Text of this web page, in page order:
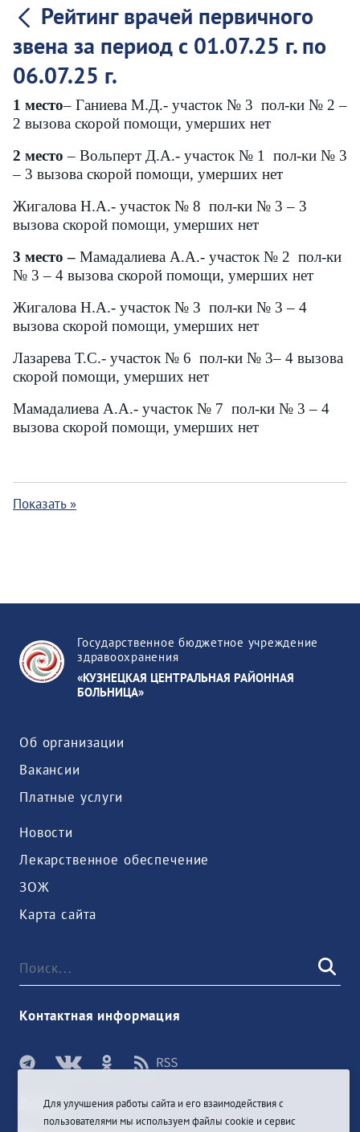
Рейтинг врачей первичного
звена за период с 01.07.25 г. по
06.07.25 г.
1 место– Ганиева М.Д.- участок № 3 пол-ки № 2 –
2 вызова скорой помощи, умерших нет
2 место – Вольперт Д.А.- участок № 1 пол-ки № 3
– 3 вызова скорой помощи, умерших нет
Жигалова Н.А.- участок № 8 пол-ки № 3 – 3
вызова скорой помощи, умерших нет
3 место – Мамадалиева А.А.- участок № 2 пол-ки
№ 3 – 4 вызова скорой помощи, умерших нет
Жигалова Н.А.- участок № 3 пол-ки № 3 – 4
вызова скорой помощи, умерших нет
Лазарева Т.С.- участок № 6 пол-ки № 3– 4 вызова
скорой помощи, умерших нет
Мамадалиева А.А.- участок № 7 пол-ки № 3 – 4
вызова скорой помощи, умерших нет
Показать »
Государственное бюджетное учреждение
здравоохранения
«КУЗНЕЦКАЯ ЦЕНТРАЛЬНАЯ РАЙОННАЯ
БОЛЬНИЦА»
Об организации
Вакансии
Платные услуги
Новости
Лекарственное обеспечение
ЗОЖ
Карта сайта
Контактная информация
ВойтиДля улучшения работы сайта и его взаимодействия с
пользователями мы используем файлы cookie и сервис